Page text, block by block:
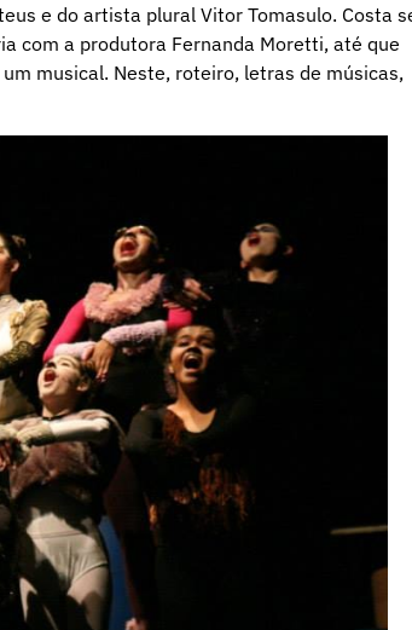
e do artista plural Vitor Tomasulo. Costa
com a produtora Fernanda Moretti, até que
musical. Neste, roteiro, letras de músicas,